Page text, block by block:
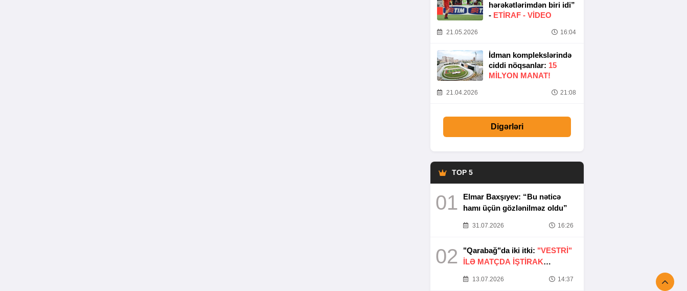
hərəkətlərimdən biri idi”
- ETIRAF - VİDEO
21.05.2026 16:04
İdman komplekslərində
ciddi nöqsanlar: 15
MILYON MANAT!
21.04.2026 21:08
Digərləri
TOP 5
01
Elmar Baxşıyev: “Bu nəticə
hamı üçün gözlənilməz oldu”
31.07.2026 16:26
02 "Qarabağ"da iki itki: "VESTRİ"
İLƏ MATÇDA İŞTİRAK
13.07.2026 14:37